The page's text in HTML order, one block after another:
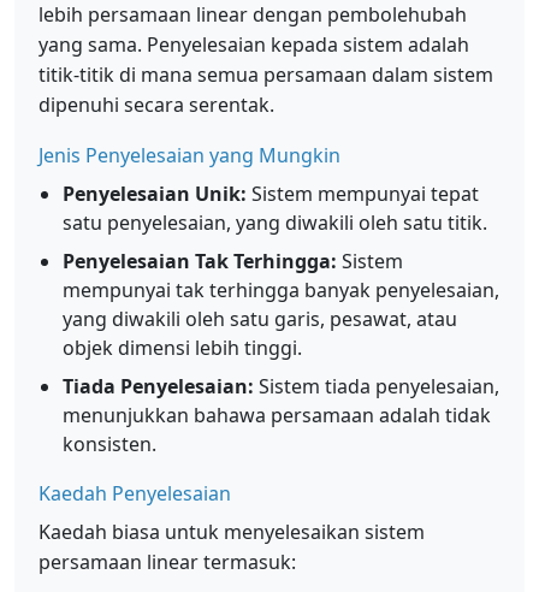
lebih persamaan linear dengan pembolehubah
yang sama. Penyelesaian kepada sistem adalah
titik-titik di mana semua persamaan dalam sistem
dipenuhi secara serentak.
Jenis Penyelesaian yang Mungkin
Penyelesaian Unik: Sistem mempunyai tepat
satu penyelesaian, yang diwakili oleh satu titik.
Penyelesaian Tak Terhingga: Sistem
mempunyai tak terhingga banyak penyelesaian,
yang diwakili oleh satu garis, pesawat, atau
objek dimensi lebih tinggi.
Tiada Penyelesaian: Sistem tiada penyelesaian,
menunjukkan bahawa persamaan adalah tidak
konsisten.
Kaedah Penyelesaian
Kaedah biasa untuk menyelesaikan sistem
persamaan linear termasuk: